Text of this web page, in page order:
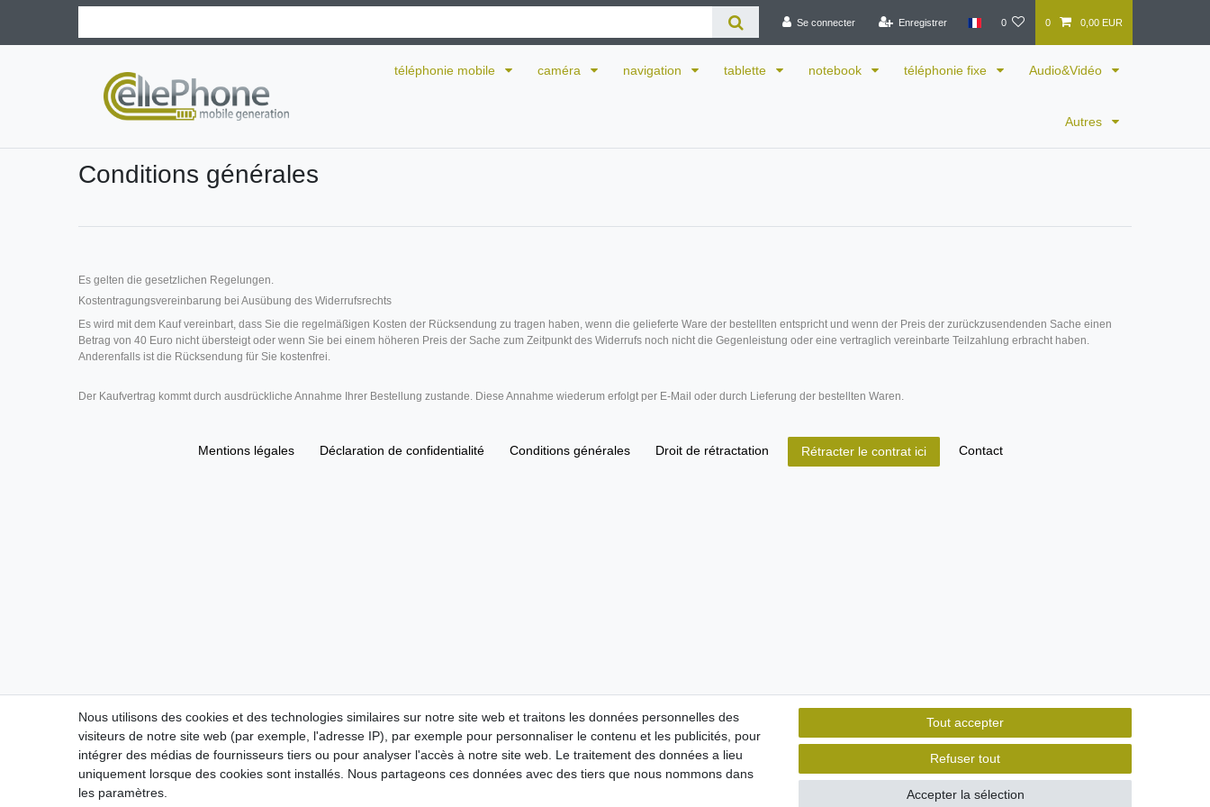
Se connecter Enregistrer 0 0 0,00 EUR
téléphonie mobile caméra navigation tablette notebook téléphonie fixe Audio&Vidéo
Autres
Conditions générales
Es gelten die gesetzlichen Regelungen.
Kostentragungsvereinbarung bei Ausübung des Widerrufsrechts
Es wird mit dem Kauf vereinbart, dass Sie die regelmäßigen Kosten der Rücksendung zu tragen haben, wenn die gelieferte Ware der bestellten entspricht und wenn der Preis der zurückzusendenden Sache einen
Betrag von 40 Euro nicht übersteigt oder wenn Sie bei einem höheren Preis der Sache zum Zeitpunkt des Widerrufs noch nicht die Gegenleistung oder eine vertraglich vereinbarte Teilzahlung erbracht haben.
Anderenfalls ist die Rücksendung für Sie kostenfrei.
Der Kaufvertrag kommt durch ausdrückliche Annahme Ihrer Bestellung zustande. Diese Annahme wiederum erfolgt per E-Mail oder durch Lieferung der bestellten Waren.
Mentions légales Déclaration de confidentialité Conditions générales Droit de rétractation Rétracter le contrat ici Contact
Nous utilisons des cookies et des technologies similaires sur notre site web et traitons les données personnelles des
visiteurs de notre site web (par exemple, l'adresse IP), par exemple pour personnaliser le contenu et les publicités, pour
intégrer des médias de fournisseurs tiers ou pour analyser l'accès à notre site web. Le traitement des données a lieu
uniquement lorsque des cookies sont installés. Nous partageons ces données avec des tiers que nous nommons dans
les paramètres.
Tout accepter
Refuser tout
Accepter la sélection